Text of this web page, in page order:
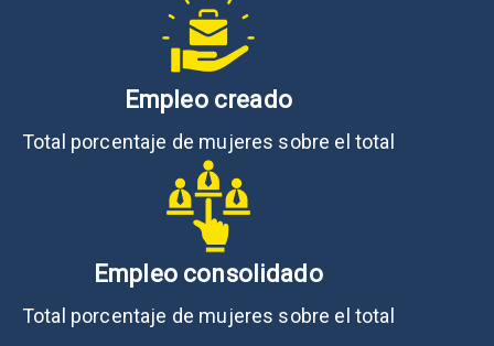
Empleo creado
Total porcentaje de mujeres sobre el total
Empleo consolidado
Total porcentaje de mujeres sobre el total